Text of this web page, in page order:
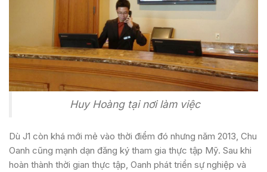
Huy Hoàng tại nơi làm việc
Dù J1 còn khá mới mẻ vào thời điểm đó nhưng năm 2013, Chu
Oanh cũng mạnh dạn đăng ký tham gia thực tập Mỹ. Sau khi
hoàn thành thời gian thực tập, Oanh phát triển sự nghiệp và